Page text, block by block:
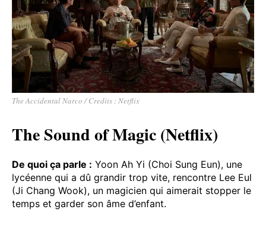
The Accidental Narco / Credits : Netflix
The Sound of Magic (Netflix)
De quoi ça parle : Yoon Ah Yi (Choi Sung Eun), une
lycéenne qui a dû grandir trop vite, rencontre Lee Eul
(Ji Chang Wook), un magicien qui aimerait stopper le
temps et garder son âme d’enfant.